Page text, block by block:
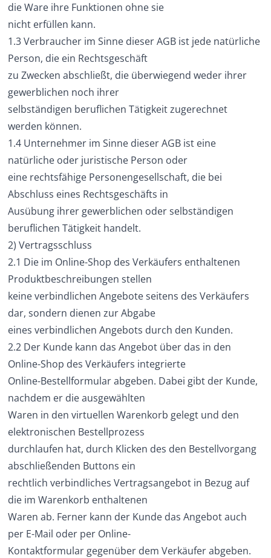
die Ware ihre Funktionen ohne sie
nicht erfüllen kann.
1.3 Verbraucher im Sinne dieser AGB ist jede natürliche
Person, die ein Rechtsgeschäft
zu Zwecken abschließt, die überwiegend weder ihrer
gewerblichen noch ihrer
selbständigen beruflichen Tätigkeit zugerechnet
werden können.
1.4 Unternehmer im Sinne dieser AGB ist eine
natürliche oder juristische Person oder
eine rechtsfähige Personengesellschaft, die bei
Abschluss eines Rechtsgeschäfts in
Ausübung ihrer gewerblichen oder selbständigen
beruflichen Tätigkeit handelt.
2) Vertragsschluss
2.1 Die im Online-Shop des Verkäufers enthaltenen
Produktbeschreibungen stellen
keine verbindlichen Angebote seitens des Verkäufers
dar, sondern dienen zur Abgabe
eines verbindlichen Angebots durch den Kunden.
2.2 Der Kunde kann das Angebot über das in den
Online-Shop des Verkäufers integrierte
Online-Bestellformular abgeben. Dabei gibt der Kunde,
nachdem er die ausgewählten
Waren in den virtuellen Warenkorb gelegt und den
elektronischen Bestellprozess
durchlaufen hat, durch Klicken des den Bestellvorgang
abschließenden Buttons ein
rechtlich verbindliches Vertragsangebot in Bezug auf
die im Warenkorb enthaltenen
Waren ab. Ferner kann der Kunde das Angebot auch
per E-Mail oder per Online-
Kontaktformular gegenüber dem Verkäufer abgeben.